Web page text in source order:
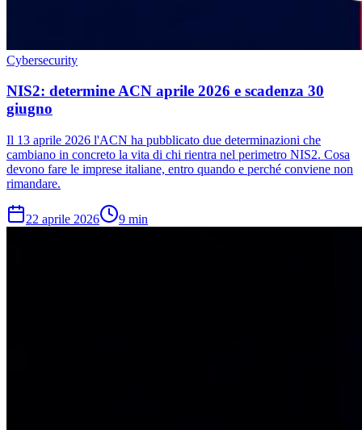
Cybersecurity
NIS2: determine ACN aprile 2026 e scadenza 30
giugno
Il 13 aprile 2026 l'ACN ha pubblicato due determinazioni che
cambiano in concreto la vita di chi rientra nel perimetro NIS2. Cosa
devono fare le imprese italiane, entro quando e perché conviene non
rimandare.
22 aprile 2026 9 min